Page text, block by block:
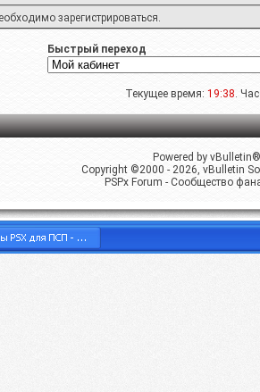
зарегистрироваться.
Быстрый переход
Текущее время: 19:38.
Powered by
Copyright ©2000 - 2026, vBulletin
PSPx Forum - Сообщество